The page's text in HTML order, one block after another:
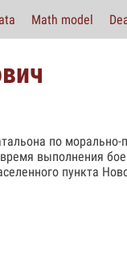
Math model
по
выполнения
пункта